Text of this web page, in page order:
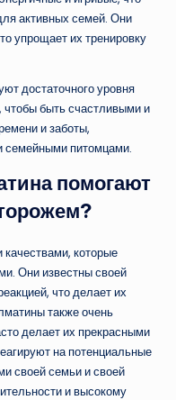
активных семей. Они
упрощает их тренировку
достаточного уровня
чтобы быть счастливыми и
и заботы,
семейными питомцами.
помогают
которые
Они известны своей
что делает их
также очень
делает их прекрасными
на потенциальные
своей семьи и своей
и высокому